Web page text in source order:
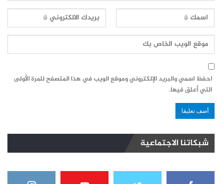
احفظ اسمي والبريد الإلكتروني وموقع الويب في هذا المتصفح للمرة الأولى
التي أعلق فيها.
شبكاتنا الاجتماعية